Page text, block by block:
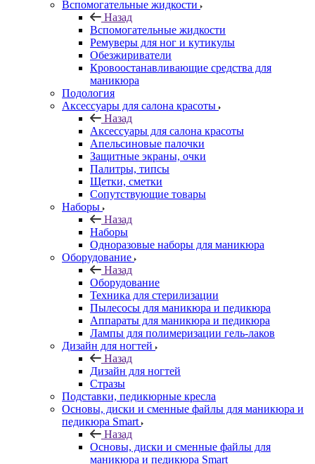
Вспомогательные жидкости
Назад
Вспомогательные жидкости
Ремуверы для ног и кутикулы
Обезжириватели
Кровоостанавливающие средства для
маникюра
Подология
Аксессуары для салона красоты
Назад
Аксессуары для салона красоты
Апельсиновые палочки
Защитные экраны, очки
Палитры, типсы
Щетки, сметки
Сопутствующие товары
Наборы
Назад
Наборы
Одноразовые наборы для маникюра
Оборудование
Назад
Оборудование
Техника для стерилизации
Пылесосы для маникюра и педикюра
Аппараты для маникюра и педикюра
Лампы для полимеризации гель-лаков
Дизайн для ногтей
Назад
Дизайн для ногтей
Стразы
Подставки, педикюрные кресла
Основы, диски и сменные файлы для маникюра и
педикюра Smart
Назад
Основы, диски и сменные файлы для
маникюра и педикюра Smart